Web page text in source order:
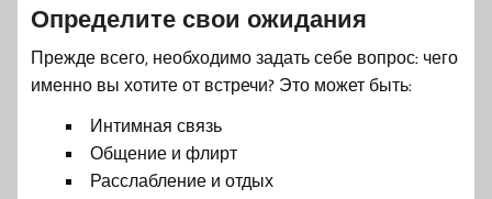
Определите свои ожидания
Прежде всего, необходимо задать себе вопрос: чего
именно вы хотите от встречи? Это может быть:
Интимная связь
Общение и флирт
Расслабление и отдых